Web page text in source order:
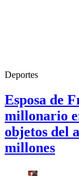
Deportes
Esposa de
millonario
objetos del
millones